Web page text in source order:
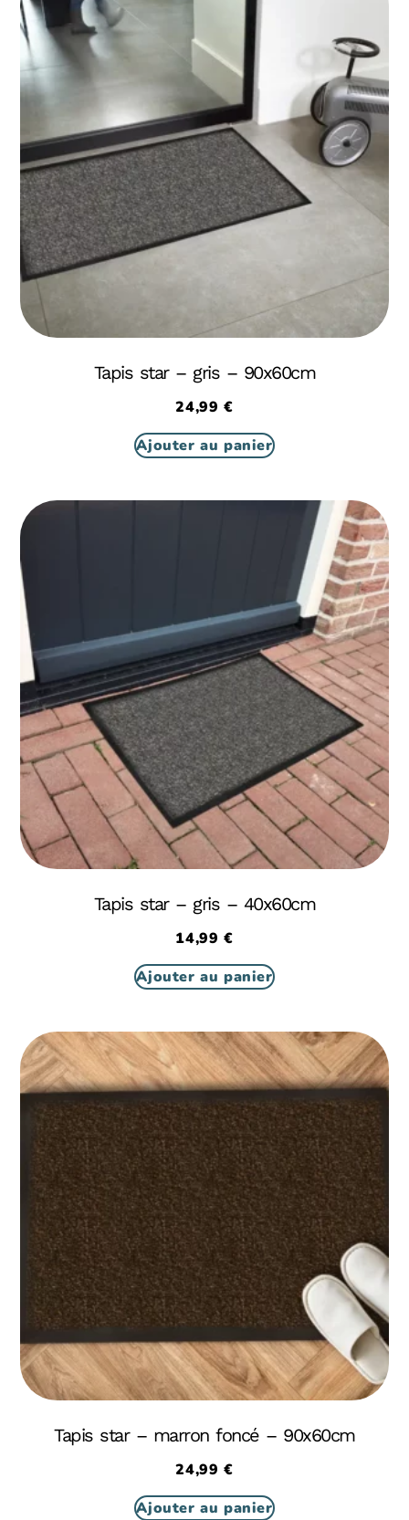
Tapis star – gris – 90x60cm
24,99 €
Ajouter au panier
Tapis star – gris – 40x60cm
14,99 €
Ajouter au panier
Tapis star – marron foncé – 90x60cm
24,99 €
Ajouter au panier